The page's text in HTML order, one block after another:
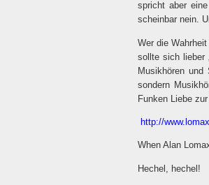
spricht aber
scheinbar nein.
Wer die
sollte sich lieber
Musikhören und
sondern
Funken Liebe
http://
When Alan
Hechel, hechel!